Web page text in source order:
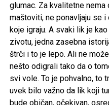
glumac. Za kvalitetne
maštoviti, ne ponavljaju se
koje igraju. A svaki lik je
zivotu, jedna zasebna
štrči i to je lepo. Ali ne
nešto odigrali tako da o
svi vole. To je pohvalno, to
uvek bilo važno da lik koji
bude običan, očekivan,